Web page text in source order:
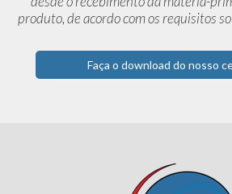
produto, de acordocom os requisitos
Faça o download do nosso